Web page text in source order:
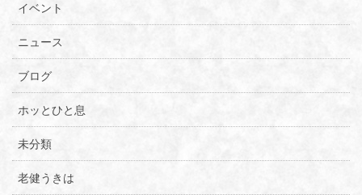
イベント
ニュース
ブログ
ホッとひと息
未分類
老健うきは